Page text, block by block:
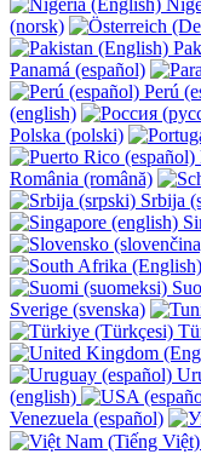
(norsk)
Panamá (español)
Perú
(english)
Polska (polski)
România (română)
Srbija
Sverige (svenska)
(english)
Venezuela (español)